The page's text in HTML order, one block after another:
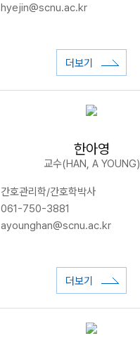
hyejin@scnu.ac.kr
더보기
한아영
교수(HAN, A YOUNG)
간호관리학/간호학박사
061-750-3881
ayounghan@scnu.ac.kr
더보기